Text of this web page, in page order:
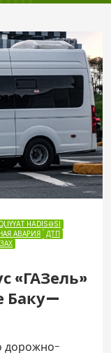
HADISƏSI
АВАРИЯ ДТП
«ГАЗель»
Баку—
дорожно-